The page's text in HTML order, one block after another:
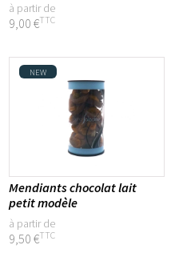
à partir de
9,00 €TTC
NEW
Mendiants chocolat lait
petit modèle
à partir de
9,50 €TTC